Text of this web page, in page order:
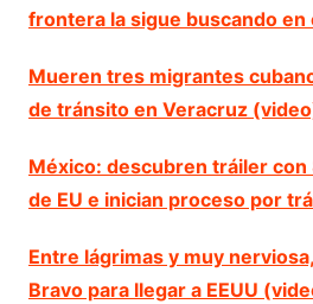
frontera la sigue buscando en
Mueren tres migrantes
de tránsito en Veracruz
México: descubren tráiler
de EU e inician proceso por
Entre lágrimas y muy
Bravo para llegar a EEUU